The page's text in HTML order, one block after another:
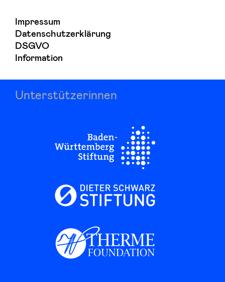
Impressum
Datenschutzerklärung
DSGVO
Information
Unterstützerinnen